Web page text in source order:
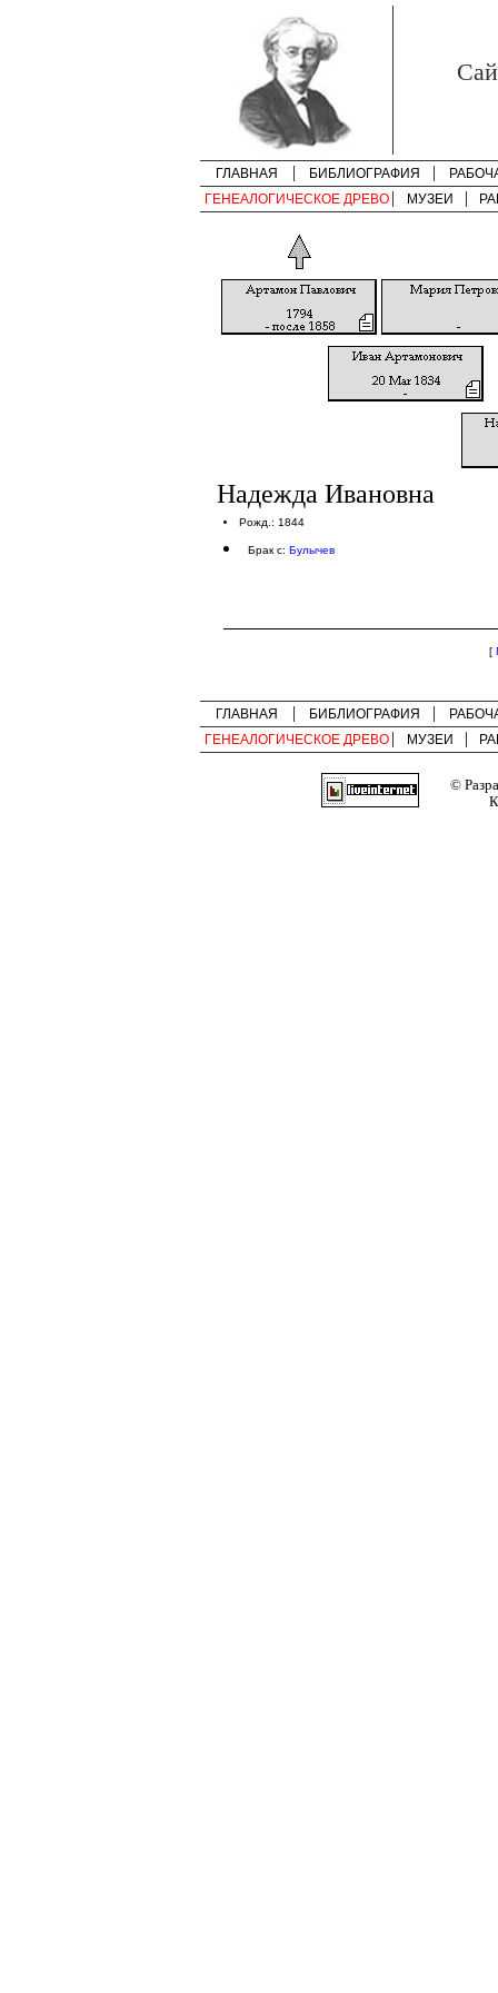
ГЛАВНАЯ БИБЛИОГРАФИЯ
ГЕНЕАЛОГИЧЕСКОЕ ДРЕВО
МУЗЕИ
Надежда Ивановна
Рожд.: 1844
Брак с: Булычев
[
ГЛАВНАЯ БИБЛИОГРАФИЯ
ГЕНЕАЛОГИЧЕСКОЕ ДРЕВО
МУЗЕИ
©